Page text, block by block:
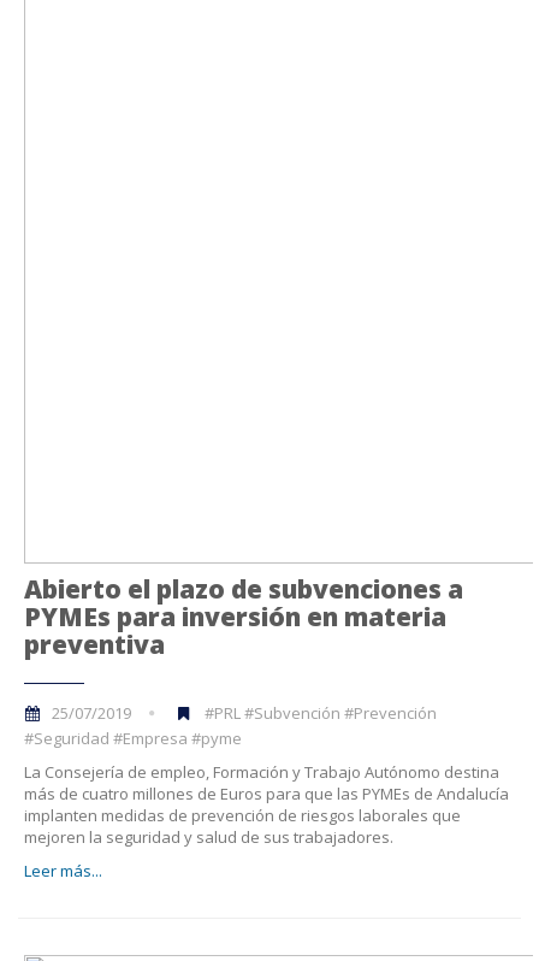
Abierto el plazo de subvenciones a
PYMEs para inversión en materia
preventiva
25/07/2019
#PRL #Subvención #Prevención
#Seguridad #Empresa #pyme
La Consejería de empleo, Formación y Trabajo Autónomo destina
más de cuatro millones de Euros para que las PYMEs de Andalucía
implanten medidas de prevención de riesgos laborales que
mejoren la seguridad y salud de sus trabajadores.
Leer más...